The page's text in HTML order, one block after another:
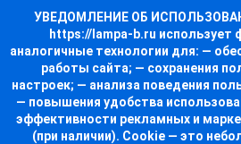
УВЕДОМЛЕНИЕ ОБ
https://lampa-b.ru использует
аналогичные технологии для: —
работы сайта; — сохранения
настроек; — анализа поведения
— повышения удобства
эффективности рекламных и
(при наличии). Cookie — это